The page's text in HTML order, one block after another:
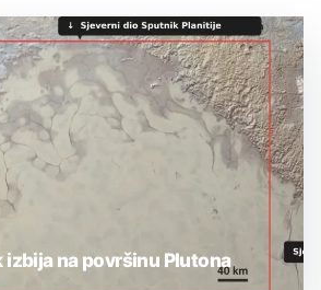
izbija na površinu Plutona